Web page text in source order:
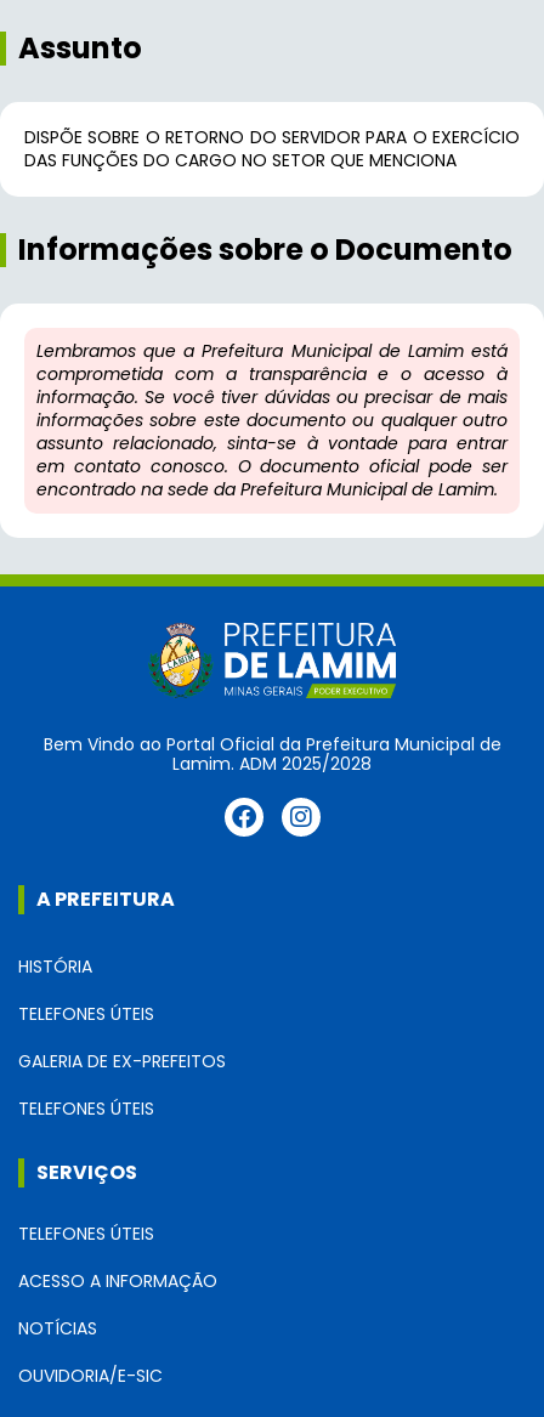
Assunto
DISPÕE SOBRE O RETORNO DO SERVIDOR PARA O EXERCÍCIO
DAS FUNÇÕES DO CARGO NO SETOR QUE MENCIONA
Informações sobre o Documento
Lembramos que a Prefeitura Municipal de Lamim está
comprometida com a transparência e o acesso à
informação. Se você tiver dúvidas ou precisar de mais
informações sobre este documento ou qualquer outro
assunto relacionado, sinta-se à vontade para entrar
em contato conosco. O documento oficial pode ser
encontrado na sede da Prefeitura Municipal de Lamim.
Bem Vindo ao Portal Oficial da Prefeitura Municipal de
Lamim. ADM 2025/2028
A PREFEITURA
HISTÓRIA
TELEFONES ÚTEIS
GALERIA DE EX-PREFEITOS
TELEFONES ÚTEIS
SERVIÇOS
TELEFONES ÚTEIS
ACESSO A INFORMAÇÃO
NOTÍCIAS
OUVIDORIA/E-SIC